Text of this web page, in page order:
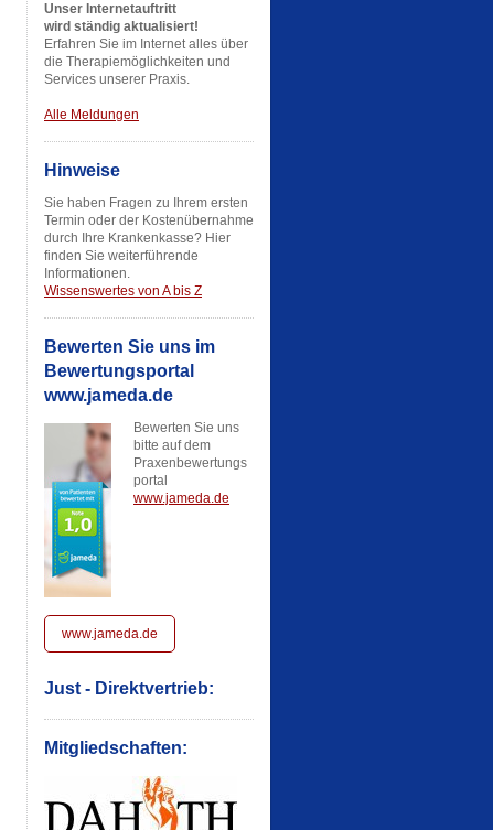
Unser Internetauftritt
wird ständig aktualisiert!
Erfahren Sie im Internet alles über
die Therapiemöglichkeiten und
Services unserer Praxis.
Alle Meldungen
Hinweise
Sie haben Fragen zu Ihrem ersten
Termin oder der Kostenübernahme
durch Ihre Krankenkasse? Hier
finden Sie weiterführende
Informationen.
Wissenswertes von A bis Z
Bewerten Sie uns im
Bewertungsportal
www.jameda.de
Bewerten Sie uns
bitte auf dem
Praxenbewertungs
portal
www.jameda.de
www.jameda.de
Just - Direktvertrieb:
Mitgliedschaften: